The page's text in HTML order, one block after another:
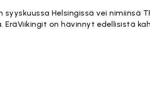
Helsingissä vei nimiinsä
on hävinnyt edellisistä